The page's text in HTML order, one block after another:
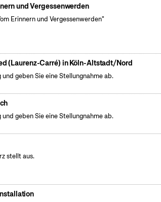
und Vergessenwerden
Erinnern und Vergessenwerden"
(Laurenz-Carré) in Köln-Altstadt/Nord
geben Sie eine Stellungnahme ab.
geben Sie eine Stellungnahme ab.
stellt aus.